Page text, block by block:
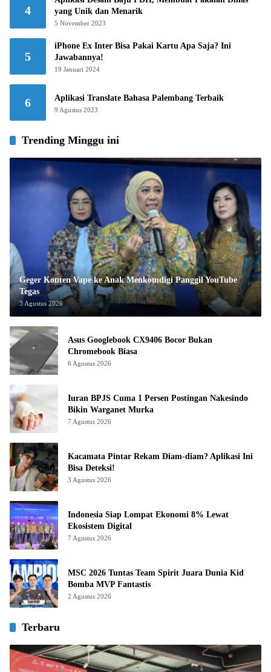
4
yang Unik dan Menarik
5 November 2023
5
iPhone Ex Inter Bisa Pakai Kartu Apa Saja? Ini
Jawabannya!
19 Januari 2024
6 Aplikasi Translate Bahasa Palembang Terbaik
9 Agustus 2023
Trending Minggu ini
Geger Konten Vape ke Anak Menkomdigi Panggil YouTube
Tegas
3 Agustus 2026
Asus Googlebook CX9406 Bocor Bukan
Chromebook Biasa
6 Agustus 2026
Iuran BPJS Cuma 1 Persen Postingan Nakesindo
Bikin Warganet Murka
7 Agustus 2026
Kacamata Pintar Rekam Diam-diam? Aplikasi Ini
Bisa Deteksi!
3 Agustus 2026
Indonesia Siap Lompat Ekonomi 8% Lewat
Ekosistem Digital
7 Agustus 2026
MSC 2026 Tuntas Team Spirit Juara Dunia Kid
Bomba MVP Fantastis
2 Agustus 2026
Terbaru